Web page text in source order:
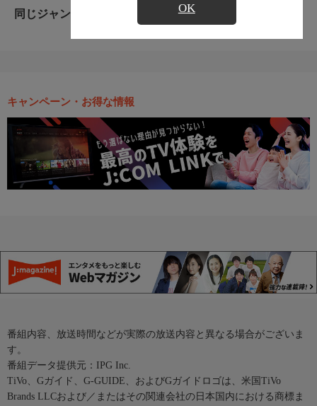
OK
同じジャンルのおすすめ番組
キャンペーン・お得な情報
番組内容、放送時間などが実際の放送内容と異なる場合がございま
す。
番組データ提供元：IPG Inc.
TiVo、Gガイド、G-GUIDE、およびGガイドロゴは、米国TiVo
Brands LLCおよび／またはその関連会社の日本国内における商標ま